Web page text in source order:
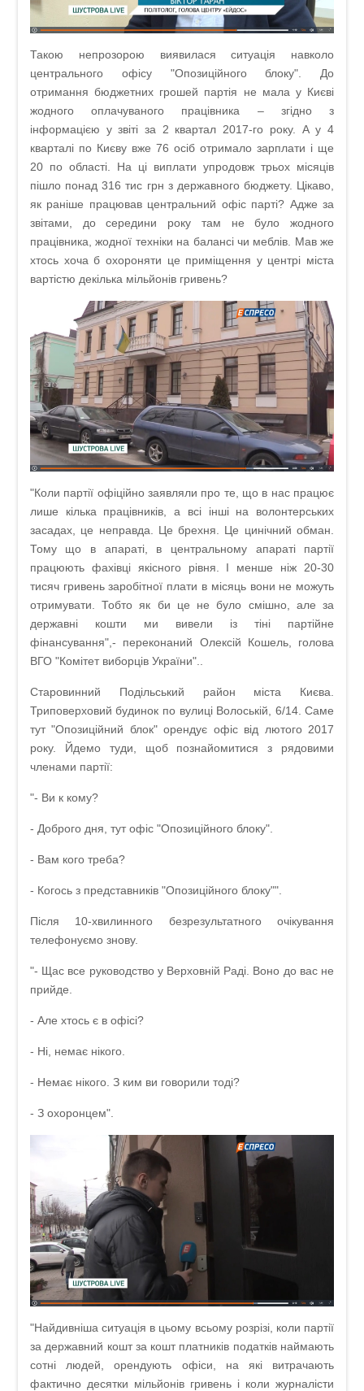
Такою непрозорою виявилася ситуація навколо
центрального офісу "Опозиційного блоку". До
отримання бюджетних грошей партія не мала у Києві
жодного оплачуваного працівника – згідно з
інформацією у звіті за 2 квартал 2017-го року. А у 4
кварталі по Києву вже 76 осіб отримало зарплати і ще
20 по області. На ці виплати упродовж трьох місяців
пішло понад 316 тис грн з державного бюджету. Цікаво,
як раніше працював центральний офіс парті? Адже за
звітами, до середини року там не було жодного
працівника, жодної техніки на балансі чи меблів. Мав же
хтось хоча б охороняти це приміщення у центрі міста
вартістю декілька мільйонів гривень?
"Коли партії офіційно заявляли про те, що в нас працює
лише кілька працівників, а всі інші на волонтерських
засадах, це неправда. Це брехня. Це цинічний обман.
Тому що в апараті, в центральному апараті партії
працюють фахівці якісного рівня. І менше ніж 20-30
тисяч гривень заробітної плати в місяць вони не можуть
отримувати. Тобто як би це не було смішно, але за
державні кошти ми вивели із тіні партійне
фінансування",- переконаний Олексій Кошель, голова
ВГО "Комітет виборців України"..
Старовинний Подільський район міста Києва.
Триповерховий будинок по вулиці Волоській, 6/14. Саме
тут "Опозиційний блок" орендує офіс від лютого 2017
року. Йдемо туди, щоб познайомитися з рядовими
членами партії:
"- Ви к кому?
- Доброго дня, тут офіс "Опозиційного блоку".
- Вам кого треба?
- Когось з представників "Опозиційного блоку"".
Після 10-хвилинного безрезультатного очікування
телефонуємо знову.
"- Щас все руководство у Верховній Раді. Воно до вас не
прийде.
- Але хтось є в офісі?
- Ні, немає нікого.
- Немає нікого. З ким ви говорили тоді?
- З охоронцем".
"Найдивніша ситуація в цьому всьому розрізі, коли партії
за державний кошт за кошт платників податків наймають
сотні людей, орендують офіси, на які витрачають
фактично десятки мільйонів гривень і коли журналісти